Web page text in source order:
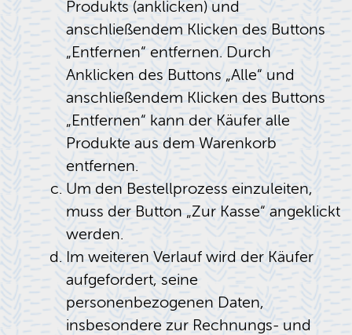
Produkts (anklicken) und
anschließendem Klicken des Buttons
„Entfernen“ entfernen. Durch
Anklicken des Buttons „Alle“ und
anschließendem Klicken des Buttons
„Entfernen“ kann der Käufer alle
Produkte aus dem Warenkorb
entfernen.
Um den Bestellprozess einzuleiten,
muss der Button „Zur Kasse“ angeklickt
werden.
Im weiteren Verlauf wird der Käufer
aufgefordert, seine
personenbezogenen Daten,
insbesondere zur Rechnungs- und